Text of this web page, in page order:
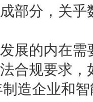
部分，关乎
的内在需
合规要求
造企业和